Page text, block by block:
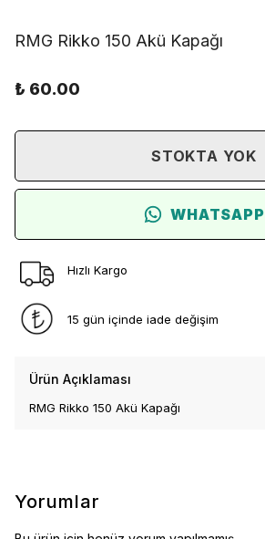
RMG Rikko 150 Akü Kapağı
₺ 60.00
STOKTA YOK
WHATSAPP
Hızlı Kargo
15 gün içinde iade değişim
Ürün Açıklaması
RMG Rikko 150 Akü Kapağı
Yorumlar